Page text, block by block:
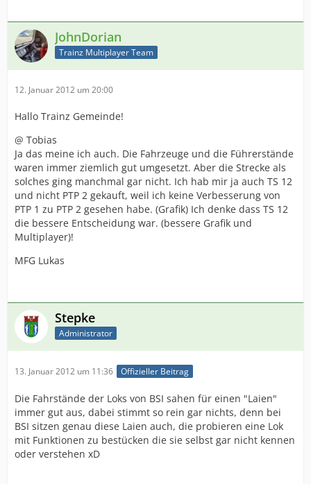
JohnDorian
Trainz Multiplayer Team
12. Januar 2012 um 20:00
Hallo Trainz Gemeinde!
@ Tobias
Ja das meine ich auch. Die Fahrzeuge und die Führerstände
waren immer ziemlich gut umgesetzt. Aber die Strecke als
solches ging manchmal gar nicht. Ich hab mir ja auch TS 12
und nicht PTP 2 gekauft, weil ich keine Verbesserung von
PTP 1 zu PTP 2 gesehen habe. (Grafik) Ich denke dass TS 12
die bessere Entscheidung war. (bessere Grafik und
Multiplayer)!
MFG Lukas
Stepke
Administrator
13. Januar 2012 um 11:36 Offizieller Beitrag
Die Fahrstände der Loks von BSI sahen für einen "Laien"
immer gut aus, dabei stimmt so rein gar nichts, denn bei
BSI sitzen genau diese Laien auch, die probieren eine Lok
mit Funktionen zu bestücken die sie selbst gar nicht kennen
oder verstehen xD